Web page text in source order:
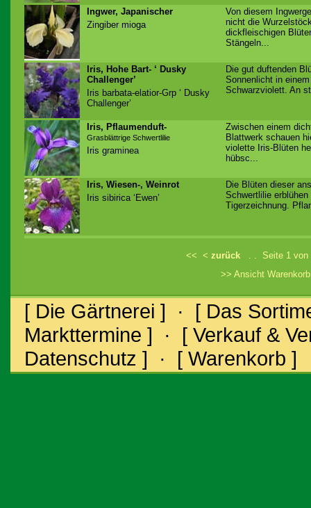
Ingwer, Japanischer
Zingiber mioga
Von diesem
nicht die
dickfleischigen
Stängeln...
Iris, Hohe Bart- ‘ Dusky
Challenger’
Iris barbata-elatior-Grp ‘ Dusky
Challenger’
Die gut duftenden
Sonnenlicht in
Schwarzviolett. An
Iris, Pflaumenduft-
Grasblättrige Schwertlilie
Iris graminea
Zwischen einem
Blattwerk schauen
violette Iris-Blüten
hübsc...
Iris, Wiesen-, Weinrot
Iris sibirica ‘Ewen’
Die Blüten dieser
Schwertlilie
Tigerzeichnung.
<< < zurück. . Seite 1
>> Ansicht
[ Die Gärtnerei ] · [ Das
Markttermine ] · [ Verkauf &
Datenschutz ] · [ Warenkorb ]